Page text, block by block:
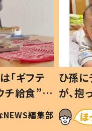
「ギフテ
チ給食”を
令和の親
NEWS編集部
ひ孫
が、
「涙が
い」